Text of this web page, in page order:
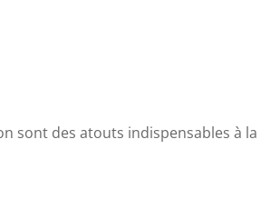
sont des atouts indispensables à la